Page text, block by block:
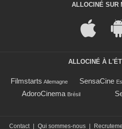
ALLOCINÉ SUR
ALLOCINÉ À
Filmstarts Allemagne SensaCine
AdoroCinema Brésil
Contact | Qui sommes-nous |